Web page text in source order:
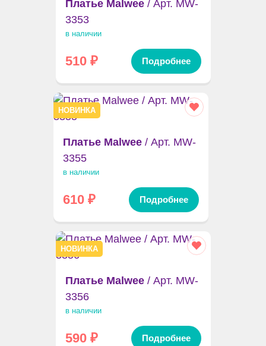
Платье Malwee/ Арт. MW-
3353
в наличии
510₽ Подробнее
НОВИНКА
Платье Malwee/ Арт. MW-
3355
в наличии
610₽ Подробнее
НОВИНКА
Платье Malwee/ Арт. MW-
3356
в наличии
590₽ Подробнее